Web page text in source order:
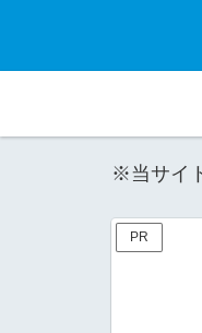
※当サイ
PR